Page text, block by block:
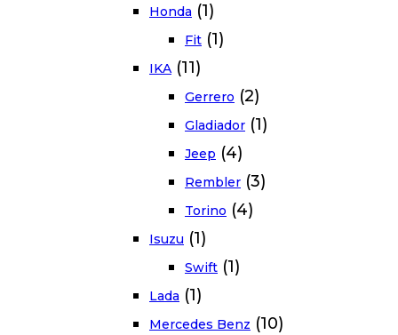
Honda (1)
Fit (1)
IKA (11)
Gerrero (2)
Gladiador (1)
Jeep (4)
Rembler (3)
Torino (4)
Isuzu (1)
Swift (1)
Lada (1)
Mercedes Benz (10)